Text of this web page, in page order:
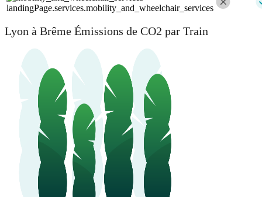
landingPage.services.mobility_and_wheelchair_services
Lyon à Brême Émissions de CO2 par Train